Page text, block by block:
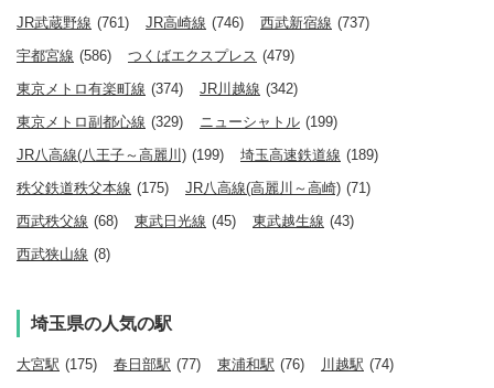
JR武蔵野線 (761) JR高崎線 (746) 西武新宿線 (737)
宇都宮線 (586) つくばエクスプレス (479)
東京メトロ有楽町線 (374) JR川越線 (342)
東京メトロ副都心線 (329) ニューシャトル (199)
JR八高線(八王子～高麗川) (199) 埼玉高速鉄道線 (189)
秩父鉄道秩父本線 (175) JR八高線(高麗川～高崎) (71)
西武秩父線 (68) 東武日光線 (45) 東武越生線 (43)
西武狭山線 (8)
埼玉県の人気の駅
大宮駅 (175) 春日部駅 (77) 東浦和駅 (76) 川越駅 (74)